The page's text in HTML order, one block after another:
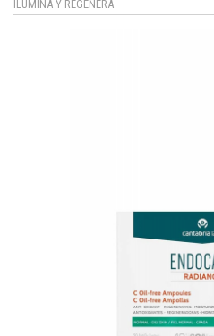
ILUMINA Y REGENERA